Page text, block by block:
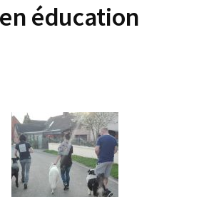
éducation